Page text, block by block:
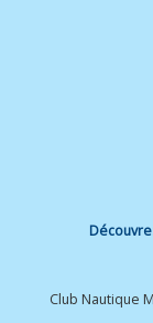
Club Nautique